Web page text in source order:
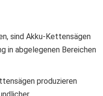
sind Akku-Kettensägen
in abgelegenen Bereichen
produzieren